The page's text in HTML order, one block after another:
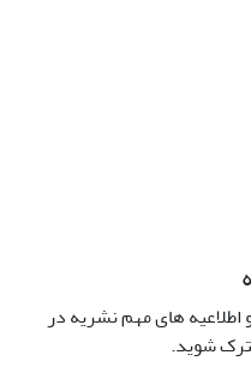
اطلاعیه های مهم نشریه در
شوید.